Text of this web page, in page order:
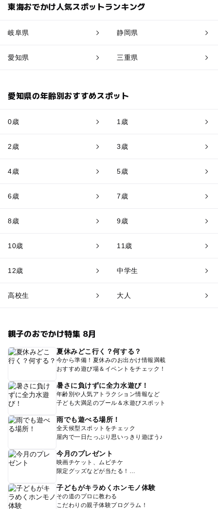
東海おでかけ人気スポットランキング
岐阜県 静岡県
愛知県 三重県
愛知県の年齢別おすすめスポット
0歳 1歳
2歳 3歳
4歳 5歳
6歳 7歳
8歳 9歳
10歳 11歳
12歳 中学生
高校生 大人
親子のおでかけ特集 8月
夏休みどこ行く？何する？
今から準備！夏休みのお出かけ情報満載
おすすめ遊び場＆イベントをチェック！
暑さに負けずに全力水遊び！
年齢別や人気アトラクション情報など
子ども大満足のプール＆水遊びスポット
雨でも遊べる場所！
全天候型スポットをチェック
屋内で一日たっぷり思いっきり遊ぼう♪
今月のプレゼント
映画チケット、ムビチケ
限定グッズなどが当たる！
子どもがキラめくホンモノ体験
その道のプロに教わる
こだわりの親子体験プログラム！